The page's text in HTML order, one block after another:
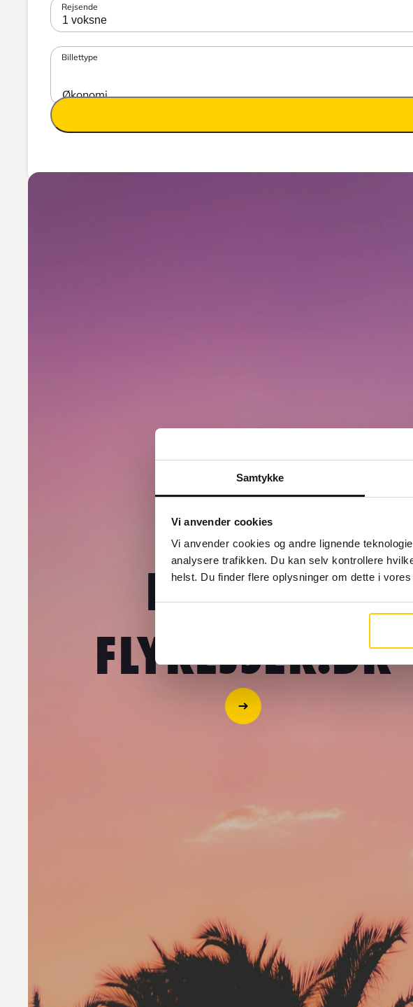
Samtykke
Vi anvender cookies
Vi anvender cookies og andre lignende
analysere trafikken. Du kan selv kontrollere
helst. Du finder flere oplysninger om dette i
Rejsende
1 voksne
Billettype
Økonomi
FOREX ❤
FLYREJSER.DK